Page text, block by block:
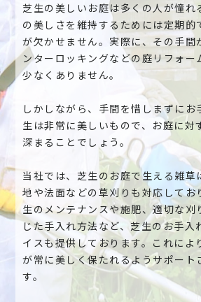
芝生の美しいお庭は多くの人が憧れ
の美しさを維持するためには定期的
が欠かせません。実際に、その手間
ンターロッキングなどの庭リフォー
少なくありません。
しかしながら、手間を惜しまずにお
生は非常に美しいもので、お庭に対
深まることでしょう。
当社では、芝生のお庭で生える雑草
地や法面などの草刈りも対応してお
生のメンテナンスや施肥、適切な刈
じた手入れ方法など、芝生のお手入
イスも提供しております。これによ
が常に美しく保たれるようサポート
す。